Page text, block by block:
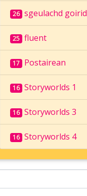
26 sgeulachd goirid
25 fluent
17 Postairean
16 Storyworlds 1
16 Storyworlds 3
16 Storyworlds 4